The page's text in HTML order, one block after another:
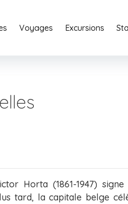
Voyages Excursions
Horta (1861-1947)
tard, la capitale belge